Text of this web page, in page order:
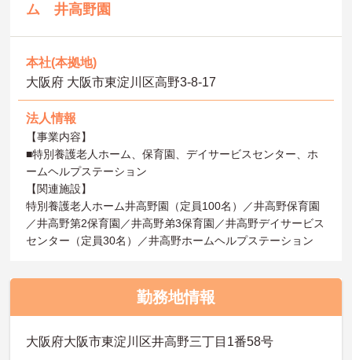
ム 井高野園
本社(本拠地)
大阪府 大阪市東淀川区高野3-8-17
法人情報
【事業内容】
■特別養護老人ホーム、保育園、デイサービスセンター、ホ
ームヘルプステーション
【関連施設】
特別養護老人ホーム井高野園（定員100名）／井高野保育園
／井高野第2保育園／井高野弟3保育園／井高野デイサービス
センター（定員30名）／井高野ホームヘルプステーション
勤務地情報
大阪府大阪市東淀川区井高野三丁目1番58号